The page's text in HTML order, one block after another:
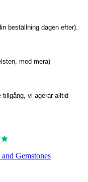
beställning dagen efter).
med mera)
tillgång, vi agerar alltid
Gemstones